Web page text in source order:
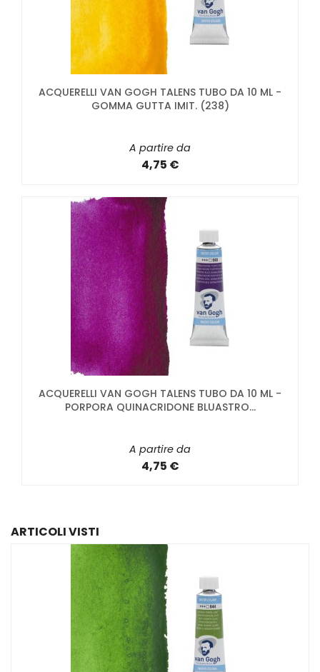
ACQUERELLI VAN GOGH TALENS TUBO DA 10 ML -
GOMMA GUTTA IMIT. (238)
A partire da
4,75 €
ACQUERELLI VAN GOGH TALENS TUBO DA 10 ML -
PORPORA QUINACRIDONE BLUASTRO...
A partire da
4,75 €
ARTICOLI VISTI